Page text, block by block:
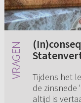
Tijdens het
de zinsnede
altijd is